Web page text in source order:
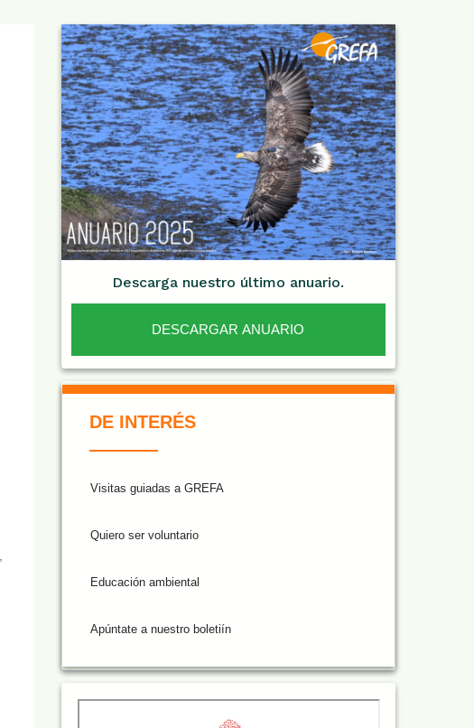
Descarga nuestro último anuario.
DESCARGAR ANUARIO
DE INTERÉS
Visitas guiadas a GREFA
Quiero ser voluntario
Educación ambiental
Apúntate a nuestro boletiín